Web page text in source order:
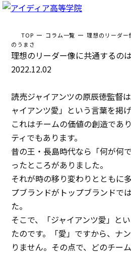
トッ
３つのポ
入学まで
よくある
イベ
TOP コラム一覧
理想のリーダー
のうまさ
理想のリーダー像に共通するの
2022.12.02
読売ジャイアンツの原辰徳監督
ャイアンツ愛」という言葉を掲げ
これはチームの価値の創造であ
ティでもあります。
昔の王・長島時代なら「何が何
ったところがありました。
それが時の移り変わりとともに
プブランドがトップブランドで
た。
そこで、「ジャイアンツ愛」と
たのです。「愛」ですから、ナ
りません。その点で、どのチー